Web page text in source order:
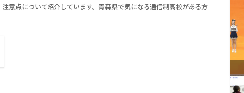
意点について紹介しています。青森県で気になる通信制高校がある方